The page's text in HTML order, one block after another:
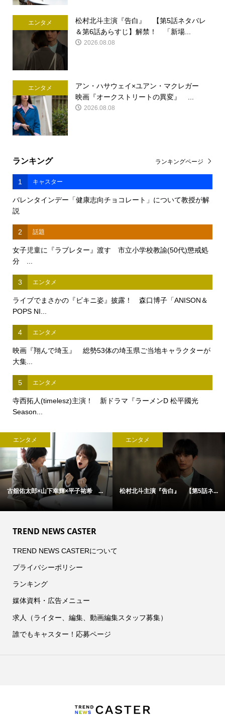
エンタメ
松村北斗主演『告白』 【第5話ネタバレ
＆第6話あらすじ】解禁！ 「新場...
2026.08.08
エンタメ
アン・ハサウェイ×ユアン・マクレガー
映画『オークストリートの異変』 ...
2026.08.08
ランキング
1 キャスター
バレンタインデー「健康志向チョコレート」について教授が解
説
2 話題
女子児童に『ラブレター』渡す 市立小学校教諭(50代)懲戒処
分 ...
3 エンタメ
ライブでまさかの『ビキニ姿』披露！ 森口博子「ANISON＆
POPS NI...
4 エンタメ
映画『翔んで埼玉』 総勢53体の埼玉県ご当地キャラクターが
大集...
5 エンタメ
寺西拓人(timelesz)主演！ 新ドラマ『ラーメンD 松平國光
Season...
ランキングページ
エンタメ
古舘佑太郎×山下幸輝×平子祐希 ...
エンタメ
松村北斗主演『告白』 【第5話ネ...
TREND NEWS CASTER
TREND NEWS CASTERについて
プライバシーポリシー
ランキング
媒体資料・広告メニュー
求人（ライター、編集、動画編集スタッフ募集）
誰でもキャスター！応募ページ